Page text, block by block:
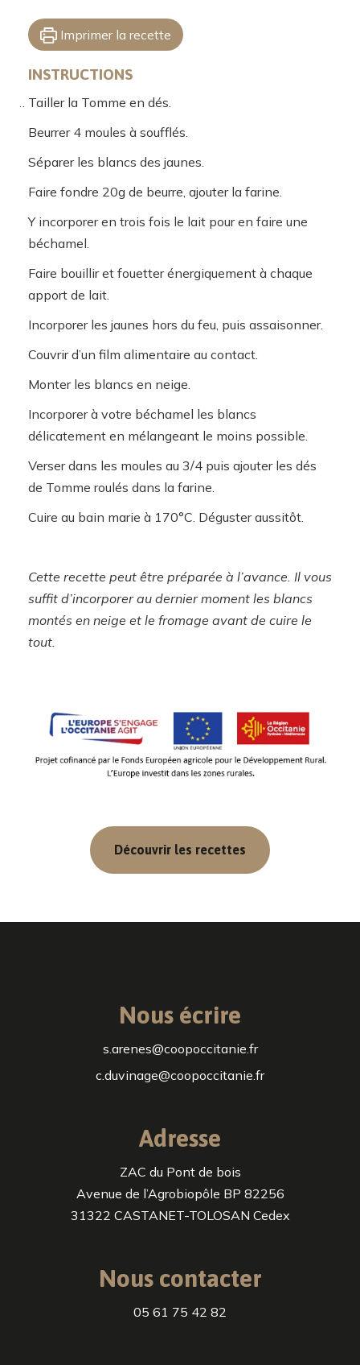
Imprimer la recette
INSTRUCTIONS
Tailler la Tomme en dés.
Beurrer 4 moules à soufflés.
Séparer les blancs des jaunes.
Faire fondre 20g de beurre, ajouter la farine.
Y incorporer en trois fois le lait pour en faire une
béchamel.
Faire bouillir et fouetter énergiquement à chaque
apport de lait.
Incorporer les jaunes hors du feu, puis assaisonner.
Couvrir d’un film alimentaire au contact.
Monter les blancs en neige.
Incorporer à votre béchamel les blancs
délicatement en mélangeant le moins possible.
Verser dans les moules au 3/4 puis ajouter les dés
de Tomme roulés dans la farine.
Cuire au bain marie à 170°C. Déguster aussitôt.
Cette recette peut être préparée à l’avance. Il vous
suffit d’incorporer au dernier moment les blancs
montés en neige et le fromage avant de cuire le
tout.
Découvrir les recettes
Nous écrire
s.arenes@coopoccitanie.fr
c.duvinage@coopoccitanie.fr
Adresse
ZAC du Pont de bois
Avenue de l’Agrobiopôle BP 82256
31322 CASTANET-TOLOSAN Cedex
Nous contacter
05 61 75 42 82